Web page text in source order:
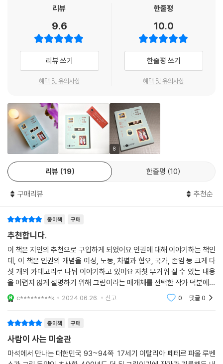
문입니다. 여전히 반도체 공장에서, 콜센터에서, 마트에서 수많은 여성이
부족한 빵과 시든 장미꽃을 끌어안고 있는 것이 현실이니까요.
미술관에 가면 화려한 왕과 귀족 혹은 찬란하고 엄숙한 신들을 그린 작품
이 즐비합니다. 그 가운데에서 익살스러우면서도 뭔가 불편한 기색이 느껴
지는 이 그림은 단연 눈에 띕니다. 16세기 플랑드르 출신의 풍속화가 피터
라는 작품입니다. 지팡이를 짚은 여섯 명의 인물이 줄을 서서 가는 중인데
맨 앞에서 그들을 이끄는 듯한 남성이 넘어져버리자 줄줄이 넘어지기 직전
의 모습을 담았습니다.
아는 만큼 보인다고 하지요. 인권과 관계된 일을 오래하다 보니 이 그림을
보자마자 딱 봐도 장애인을 그린 그림이라고 생각했습니다. 작품명에 시각
장애인을 의미하는 단어가 포함되어 있는 것을 알고 나서 이 작품 뒤에 숨
은 이야기가 더욱 궁금해졌습니다. 검색을 해보니 〈마태복음〉의 한 구절을
제목으로 삼고 그 내용을 그대로 그린 작품이었습니다.
--- p.120-121
지금으로부터 그리 오래 지나지 않은 시절, 대한민국에서도 키오스 섬의
학살 같은 일이 자행되었습니다. 제주 4·3 사건입니다. 제주 4·3 사건의
잔혹함은 키오스 섬보다 더하면 더했지 덜하지 않았습니다. 제주 4·3 사건
은 일제가 패망하고, 미군정이 한반도에 들어온 후 1947년부터 1954년
까지 무려 7년 7개월 동안 벌어진 학살 사건입니다. 해방 직후였던 1947
년, 정치적으로나 경제적으로 고립된 제주에서 삼일절 행사 때 기마병의
말에 의해 어린아이가 사망하는 사건이 발생합니다. 하지만 경찰들은 아이
계기로 시민들의 분노가 제주를 뒤덮고 이후 총파업으로까지 이어집니다.
국가는 국민의 기본권을 확인하고 보장해야 하는 명백한 의무가 있습니다.
장애인, 난민, 인종, 집단 학살, 체벌, 기후 위기, 전쟁과 평화, 수감자, 노인
등 인권에서 놓쳐서는 안 될 주제들이 포함되어 있다. 아직도 유리 천장이
건재한 세상에서 여성이 얼마나 큰 어려움을 겪는지, 먹고살기 위한 노동
의 현장은 어째서 목숨을 앗아가는 장소가 되어버렸는지, 차별은 어떻게
혐오로 발전하며 그 혐오가 어떠한 비극을 일으키는지, 국가가 얼마나 많
은 인권유린을 자행했는지, 마지막으로 왜 인간의 존엄함은 존중받아야 하
는지 등을 명화와 함께 재미있게 들려준다. 여기서 소개한 명화들은 미적
물에 얽힌 다이내믹한 스토리를 통해 입체적으로 생각할 거리를 안겨준다.
저자는 여기에 그치지 않고 각각의 원고 말미에 ‘궁금해요’ 코너를 마련해
본문에서 언급한 인권의 개념과 연관 사건들을 자세하게 설명함으로써 역
사, 사회, 정치 등 인문학적 사고를 돕는다.
저자 박민경은 “예전에는 미학의 측면에서 그림을 좋아했다면 인권위에서
일한 이후로는 그 안에 담긴 인간의 삶에 대해 생각하게 되었다”고 말한다.
그래서 인간의 권리를 생각하게 만든 세계의 명화들을 소개하고 싶었고,
예가 깊은 것도, 인권을 학문적으로 연구한 건 아니지만 인권위의 일원으
일이었을 것이다. 무엇보다 이 책은 국가와 사회로부터 우리가 존중받고
보호받아야 하는 존엄과 자유, 정치, 사회, 경제, 문화적 권리 등을 세계적
인 명화와 실례를 통해 강의하듯 들려준다는 데 주목할 필요가 있다. 그래
서 쉽고 흥미롭고 읽는 재미가 있다. 《사람이 사는 미술관》은 아직 인권이
라는 개념이 낯선 이 시대를 살아가는 청소년이나 성인 독자들이 자신의
권리를 올바로 인식하고 균형감을 키우는 데 가이드 역할을 톡톡히 해줄
님에게도 최적의 교육 자료가 되어줄 것이다.
〈세계인권선언〉을 바탕으로 써 내려간
아름다운 명화 속 사람이 사는 이야기
음은 사라지고, 남을 기쁘게 하여 나도 기쁘게 되는 사람의 임무를 수행할
- 은유 (르포작가, 《우리는 순수한 것을 생각했다》 저자)
인권, 젠더, 노동 등 부담스러울 수도 있는 주제가 이토록 술술 읽히다니 어
떻게 된 일일까? 주위에서 듣고 뉴스에서 보고 역사책에서 읽던 많은 이야
리뿐 아니라 마음에도 들어와 박히는 것 같다.
- 김태권 (만화가, 《불편한 미술관》 저자)
리뷰
9.6
리뷰 쓰기
혜택 및 유의사항
한줄평
10.0
한줄평 쓰기
혜택 및 유의사항
8
리뷰 19 한줄평 10
구매리뷰 추천순
종이책 구매
추천합니다.
이 책은 지인의 추천으로 구입하게 되었어요.인권에 대해 이야기하는 책인
데, 이 책은 인권의 개념을 여성, 노동, 차별과 혐오, 국가, 존엄 등 크게 다
섯 개의 카테고리로 나눠 이야기하고 있어요.자칫 무거워 질 수 있는 내용
을 어렵지 않게 설명하기 위해 그림이라는 매개체를 선택한 작가 덕분에이
해가 더 잘 됩니다.
c*********k 2024.06.26. 신고 0 댓글0
종이책 구매
사람이 사는 미술관
마석에서 만나는 대한민국 93~94쪽 17세기 이탈리아 페테르 파울 루벤